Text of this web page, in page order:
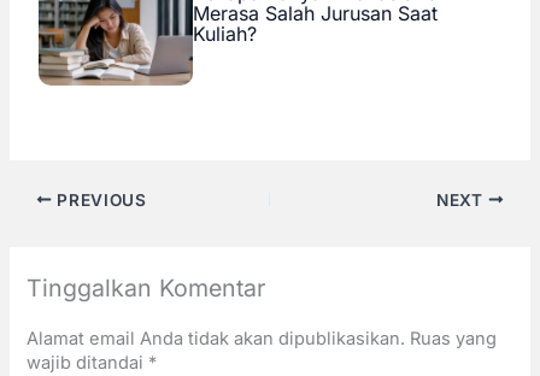
Merasa Salah Jurusan Saat
Kuliah?
PREVIOUS NEXT
Tinggalkan Komentar
Alamat email Anda tidak akan dipublikasikan. Ruas yang
wajib ditandai *